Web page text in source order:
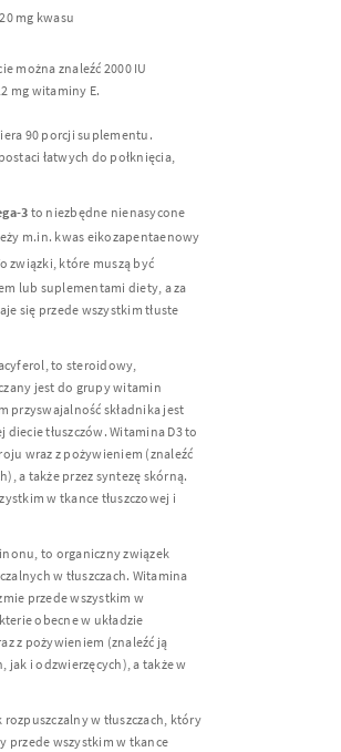
mg kwasu
można znaleźć 2000 IU
mg witaminy E.
90 porcji suplementu.
łatwych do połknięcia,
3 to niezbędne nienasycone
m.in. kwas eikozapentaenowy
związki, które muszą być
lub suplementami diety, a za
się przede wszystkim tłuste
to steroidowy,
jest do grupy witamin
przyswajalność składnika jest
tłuszczów. Witamina D3 to
wraz z pożywieniem (znaleźć
a także przez syntezę skórną.
w tkance tłuszczowej i
to organiczny związek
w tłuszczach. Witamina
przede wszystkim w
obecne w układzie
z pożywieniem (znaleźć ją
i odzwierzęcych), a także w
w tłuszczach, który
przede wszystkim w tkance